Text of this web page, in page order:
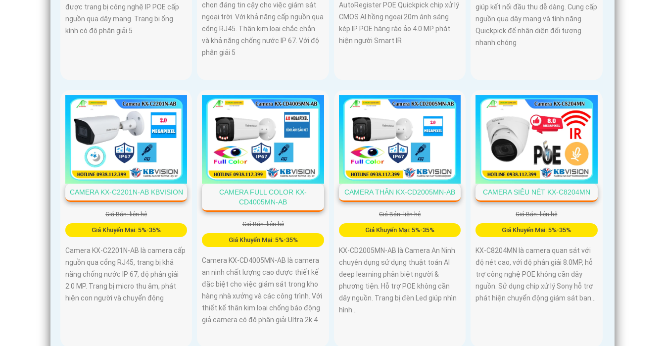
được trang bị công nghệ IP POE cấp
nguồn qua dây mạng. Trang bị ống
kính có độ phân giải 5
chọn đáng tin cậy cho việc giám sát
ngoại trời. Với khả năng cấp nguồn qua
cổng RJ45. Thân kim loại chắc chắn
và khả năng chống nước IP 67. Với độ
phân giải 5
AutoRegister POE Quickpick chip xử lý
CMOS AI hồng ngoại 20m ánh sáng
kép IP POE hàng rào ảo 4.0 MP phát
hiện người Smart IR
giúp kết nối đầu thu dễ dàng. Cung cấp
nguồn qua dây mạng và tính năng
Quickpick để nhận diện đối tượng
nhanh chóng
CAMERA KX-C2201N-AB KBVISION
Giá Bán: liên hệ
Giá Khuyến Mại: 5%-35%
Camera KX-C2201N-AB là camera cấp
nguồn qua cổng RJ45, trang bị khả
năng chống nước IP 67, độ phân giải
2.0 MP. Trang bị micro thu âm, phát
hiện con người và chuyển động
CAMERA FULL COLOR KX-
CD4005MN-AB
Giá Bán: liên hệ
Giá Khuyến Mại: 5%-35%
Camera KX-CD4005MN-AB là camera
an ninh chất lượng cao được thiết kế
đặc biệt cho việc giám sát trong kho
hàng nhà xưởng và các công trình. Với
thiết kế thân kim loại chống báo động
giả camera có độ phân giải Ultra 2k 4
CAMERA THÂN KX-CD2005MN-AB
Giá Bán: liên hệ
Giá Khuyến Mại: 5%-35%
KX-CD2005MN-AB là Camera An Ninh
chuyên dụng sử dụng thuật toán AI
deep learning phân biệt người &
phương tiện. Hỗ trợ POE không cần
dây nguồn. Trang bị đèn Led giúp nhìn
hình...
CAMERA SIÊU NÉT KX-C8204MN
Giá Bán: liên hệ
Giá Khuyến Mại: 5%-35%
KX-C8204MN là camera quan sát với
độ nét cao, với độ phân giải 8.0MP, hỗ
trợ công nghệ POE không cần dây
nguồn. Sử dụng chip xử lý Sony hỗ trợ
phát hiện chuyển động giám sát ban...